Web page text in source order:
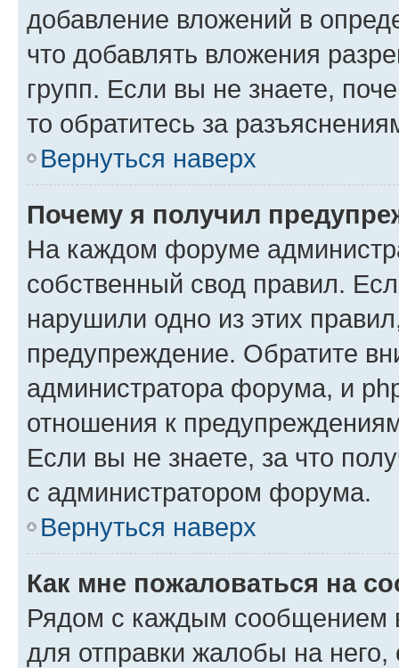
добавление вложений в
что добавлять вложения
групп. Если вы не знаете,
то обратитесь за
Вернуться наверх
Почему я получил
На каждом форуме
собственный свод правил.
нарушили одно из этих
предупреждение. Обратите
администратора форума, и
отношения к
Если вы не знаете, за что
с администратором форума.
Вернуться наверх
Как мне пожаловаться на
Рядом с каждым сообщением
для отправки жалобы на